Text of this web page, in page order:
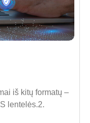
iš kitų formatų –
lentelės.2.